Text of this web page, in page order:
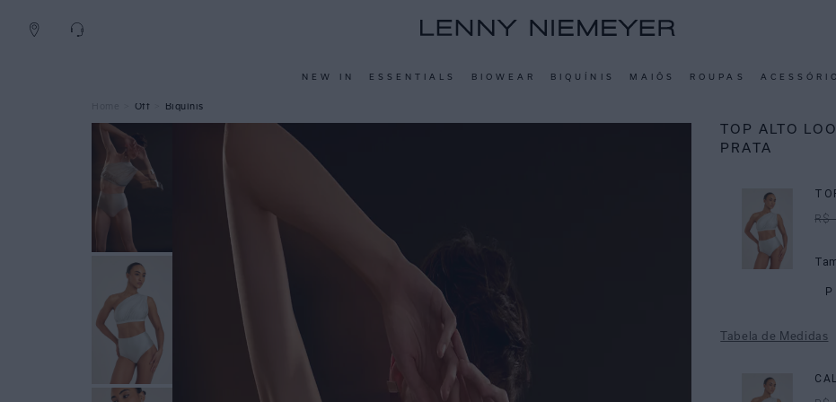
NEW IN ESSENTIALS BIOWEAR BIQUÍNIS MAIÔS ROUPAS
Off Biquínis
TOP ALTO
PRATA
R$
P
Tabela de Medidas